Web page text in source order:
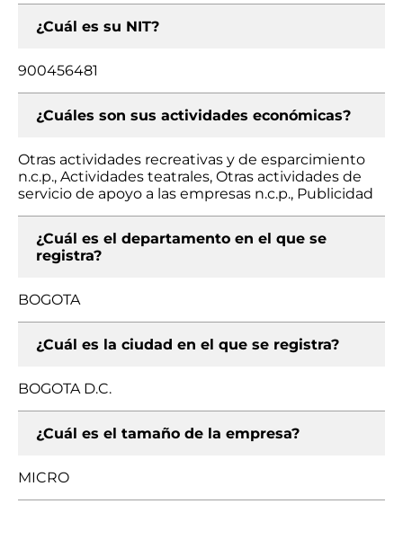
¿Cuál es su NIT?
900456481
¿Cuáles son sus actividades económicas?
Otras actividades recreativas y de esparcimiento
n.c.p., Actividades teatrales, Otras actividades de
servicio de apoyo a las empresas n.c.p., Publicidad
¿Cuál es el departamento en el que se
registra?
BOGOTA
¿Cuál es la ciudad en el que se registra?
BOGOTA D.C.
¿Cuál es el tamaño de la empresa?
MICRO